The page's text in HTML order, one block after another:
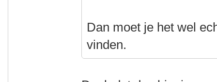
Dan moet je het wel
vinden.